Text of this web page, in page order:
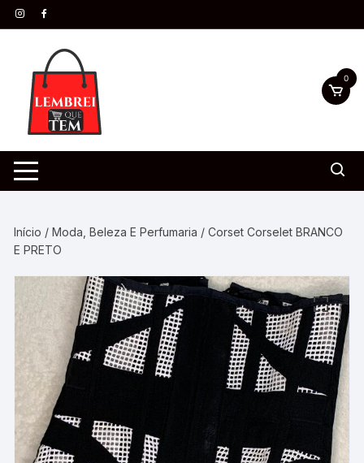
0
Início /Moda, Beleza E Perfumaria / Corset Corselet BRANCO
E PRETO